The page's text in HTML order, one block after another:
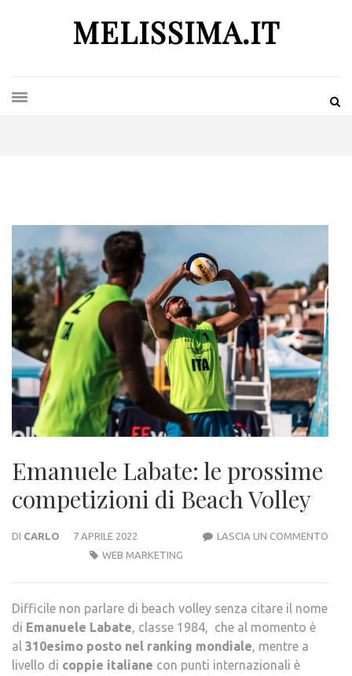
MELISSIMA.IT
Emanuele Labate: le prossime
competizioni di Beach Volley
DI CARLO 7 APRILE 2022 LASCIA UN COMMENTO
WEB MARKETING
Difficile non parlare di beach volley senza citare il nome
di Emanuele Labate, classe 1984, che al momento è
al 310esimo posto nel ranking mondiale, mentre a
livello di coppie italiane con punti internazionali è